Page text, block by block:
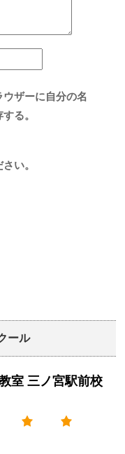
ザーに自分の名
る。
い。
ール
室 三ノ宮駅前校